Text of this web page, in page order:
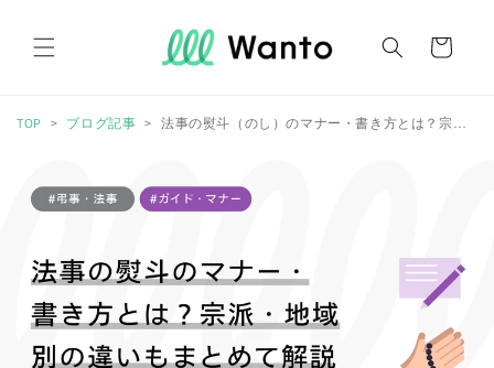
進む
ー
TOP ブログ記事 法事の熨斗（のし）のマナー・書き方とは？宗派・地域別の違いもまとめて解説